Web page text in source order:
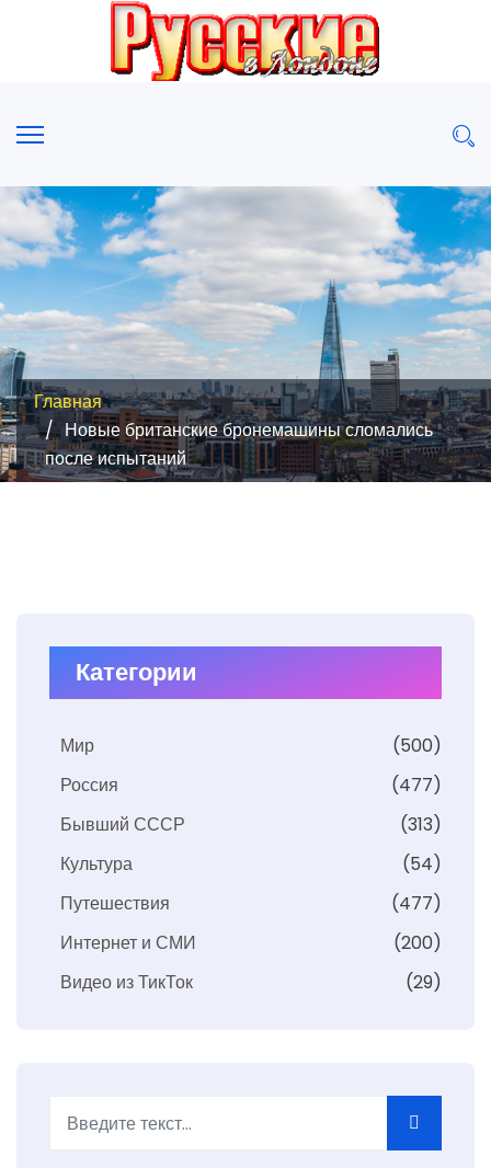
Главная
Новые британские бронемашины сломались
после испытаний
Категории
Мир
(500)
Россия
(477)
Бывший СССР
(313)
Культура
(54)
Путешествия
(477)
Интернет и СМИ
(200)
Видео из ТикТок
(29)